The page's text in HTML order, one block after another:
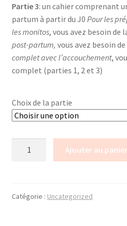
Formations Courtes
Formations Diplomantes
Contact
Contactez nous
Partie 3: un cahier comprenant
partum à partir du J0 Pour les
les monitos, vous avez besoin de
post-partum, vous avez besoin
complet avec l’accouchement,
complet (parties 1, 2 et 3)
Choix de la partie
Femme
Ajouter au panier
Catégorie : Uncategorized